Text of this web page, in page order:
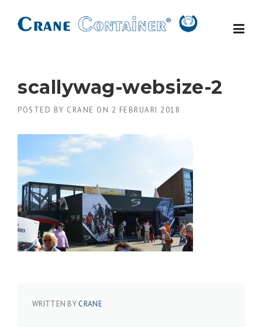
content
scallywag-websize-2
POSTED BY CRANE ON 2 FEBRUARI 2018
WRITTEN BY CRANE